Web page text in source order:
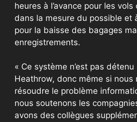
heures à l’avance pour les
dans la mesure du possible et
pour la baisse des bagages
enregistrements.
« Ce système n’est pas
Heathrow, donc même si nous
résoudre le problème
nous soutenons les
avons des collègues